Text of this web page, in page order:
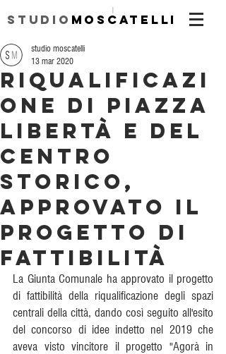
Studio Moscatelli
Riqualificazi
one di Piazza
Libertà e del
Centro
Storico,
approvato il
progetto di
fattibilità
studio moscatelli
13 mar 2020
La Giunta Comunale ha approvato il progetto
di fattibilità della riqualificazione degli spazi
centrali della città, dando così seguito all'esito
del concorso di idee indetto nel 2019 che
aveva visto vincitore il progetto "Agorà in